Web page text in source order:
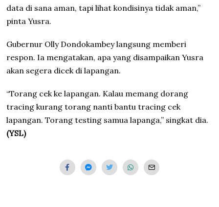
data di sana aman, tapi lihat kondisinya tidak aman,”
pinta Yusra.
Gubernur Olly Dondokambey langsung memberi
respon. Ia mengatakan, apa yang disampaikan Yusra
akan segera dicek di lapangan.
“Torang cek ke lapangan. Kalau memang dorang
tracing kurang torang nanti bantu tracing cek
lapangan. Torang testing samua lapanga,” singkat dia.
(YSL)